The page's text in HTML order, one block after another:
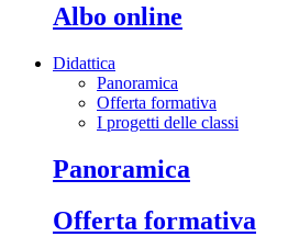
albo online
Didattica
Panoramica
Offerta formativa
I progetti delle classi
panoramica
offerta formativa